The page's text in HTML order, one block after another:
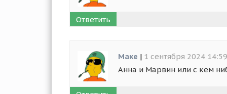
Ответить
Маке | 1 сентября 2024 14:59
Анна и Марвин или с кем